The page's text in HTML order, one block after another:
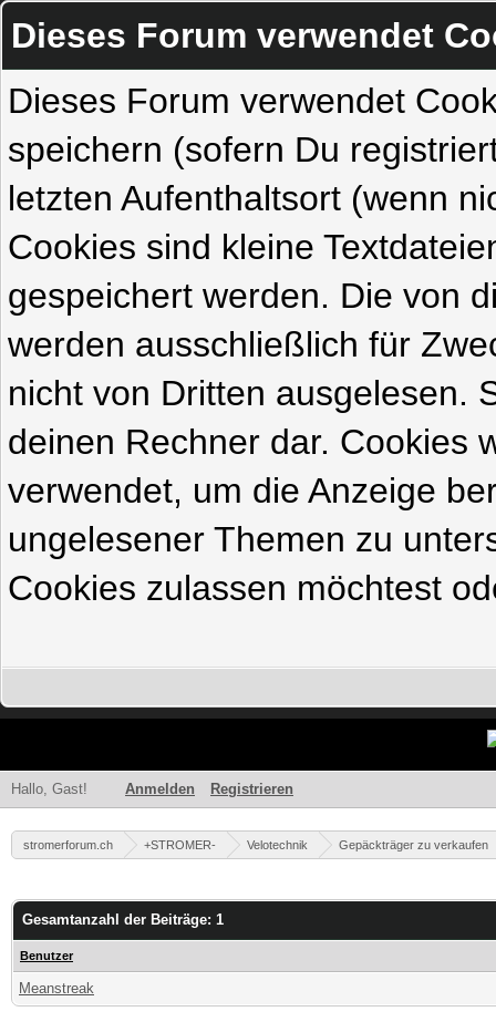
Dieses Forum verwendet
Dieses Forum verwendet
speichern (sofern Du
letzten Aufenthaltsort (wenn
Cookies sind kleine
gespeichert werden. Die von
werden ausschließlich für
nicht von Dritten ausgelesen.
deinen Rechner dar. Cookies
verwendet, um die Anzeige
ungelesener Themen zu
Cookies zulassen möchtest
Hallo, Gast! Anmelden Registrieren
stromerforum.ch +STROMER- Velotechnik Gepäckträger zu verkaufen
Gesamtanzahl der Beiträge: 1
Benutzer
Meanstreak